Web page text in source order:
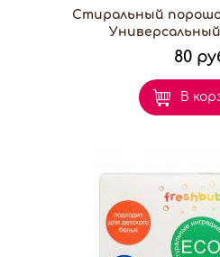
Стиральный
Универсальный
80
В